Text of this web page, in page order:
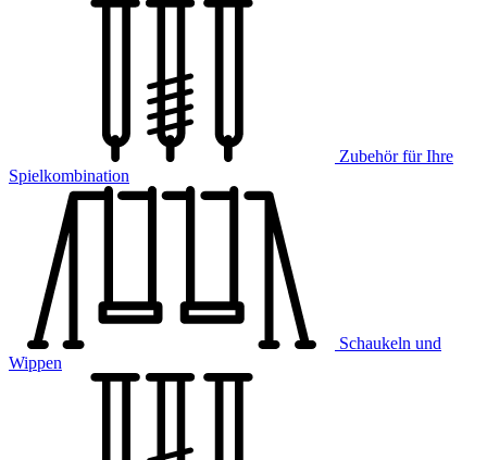
Zubehör für Ihre
Spielkombination
Schaukeln und
Wippen